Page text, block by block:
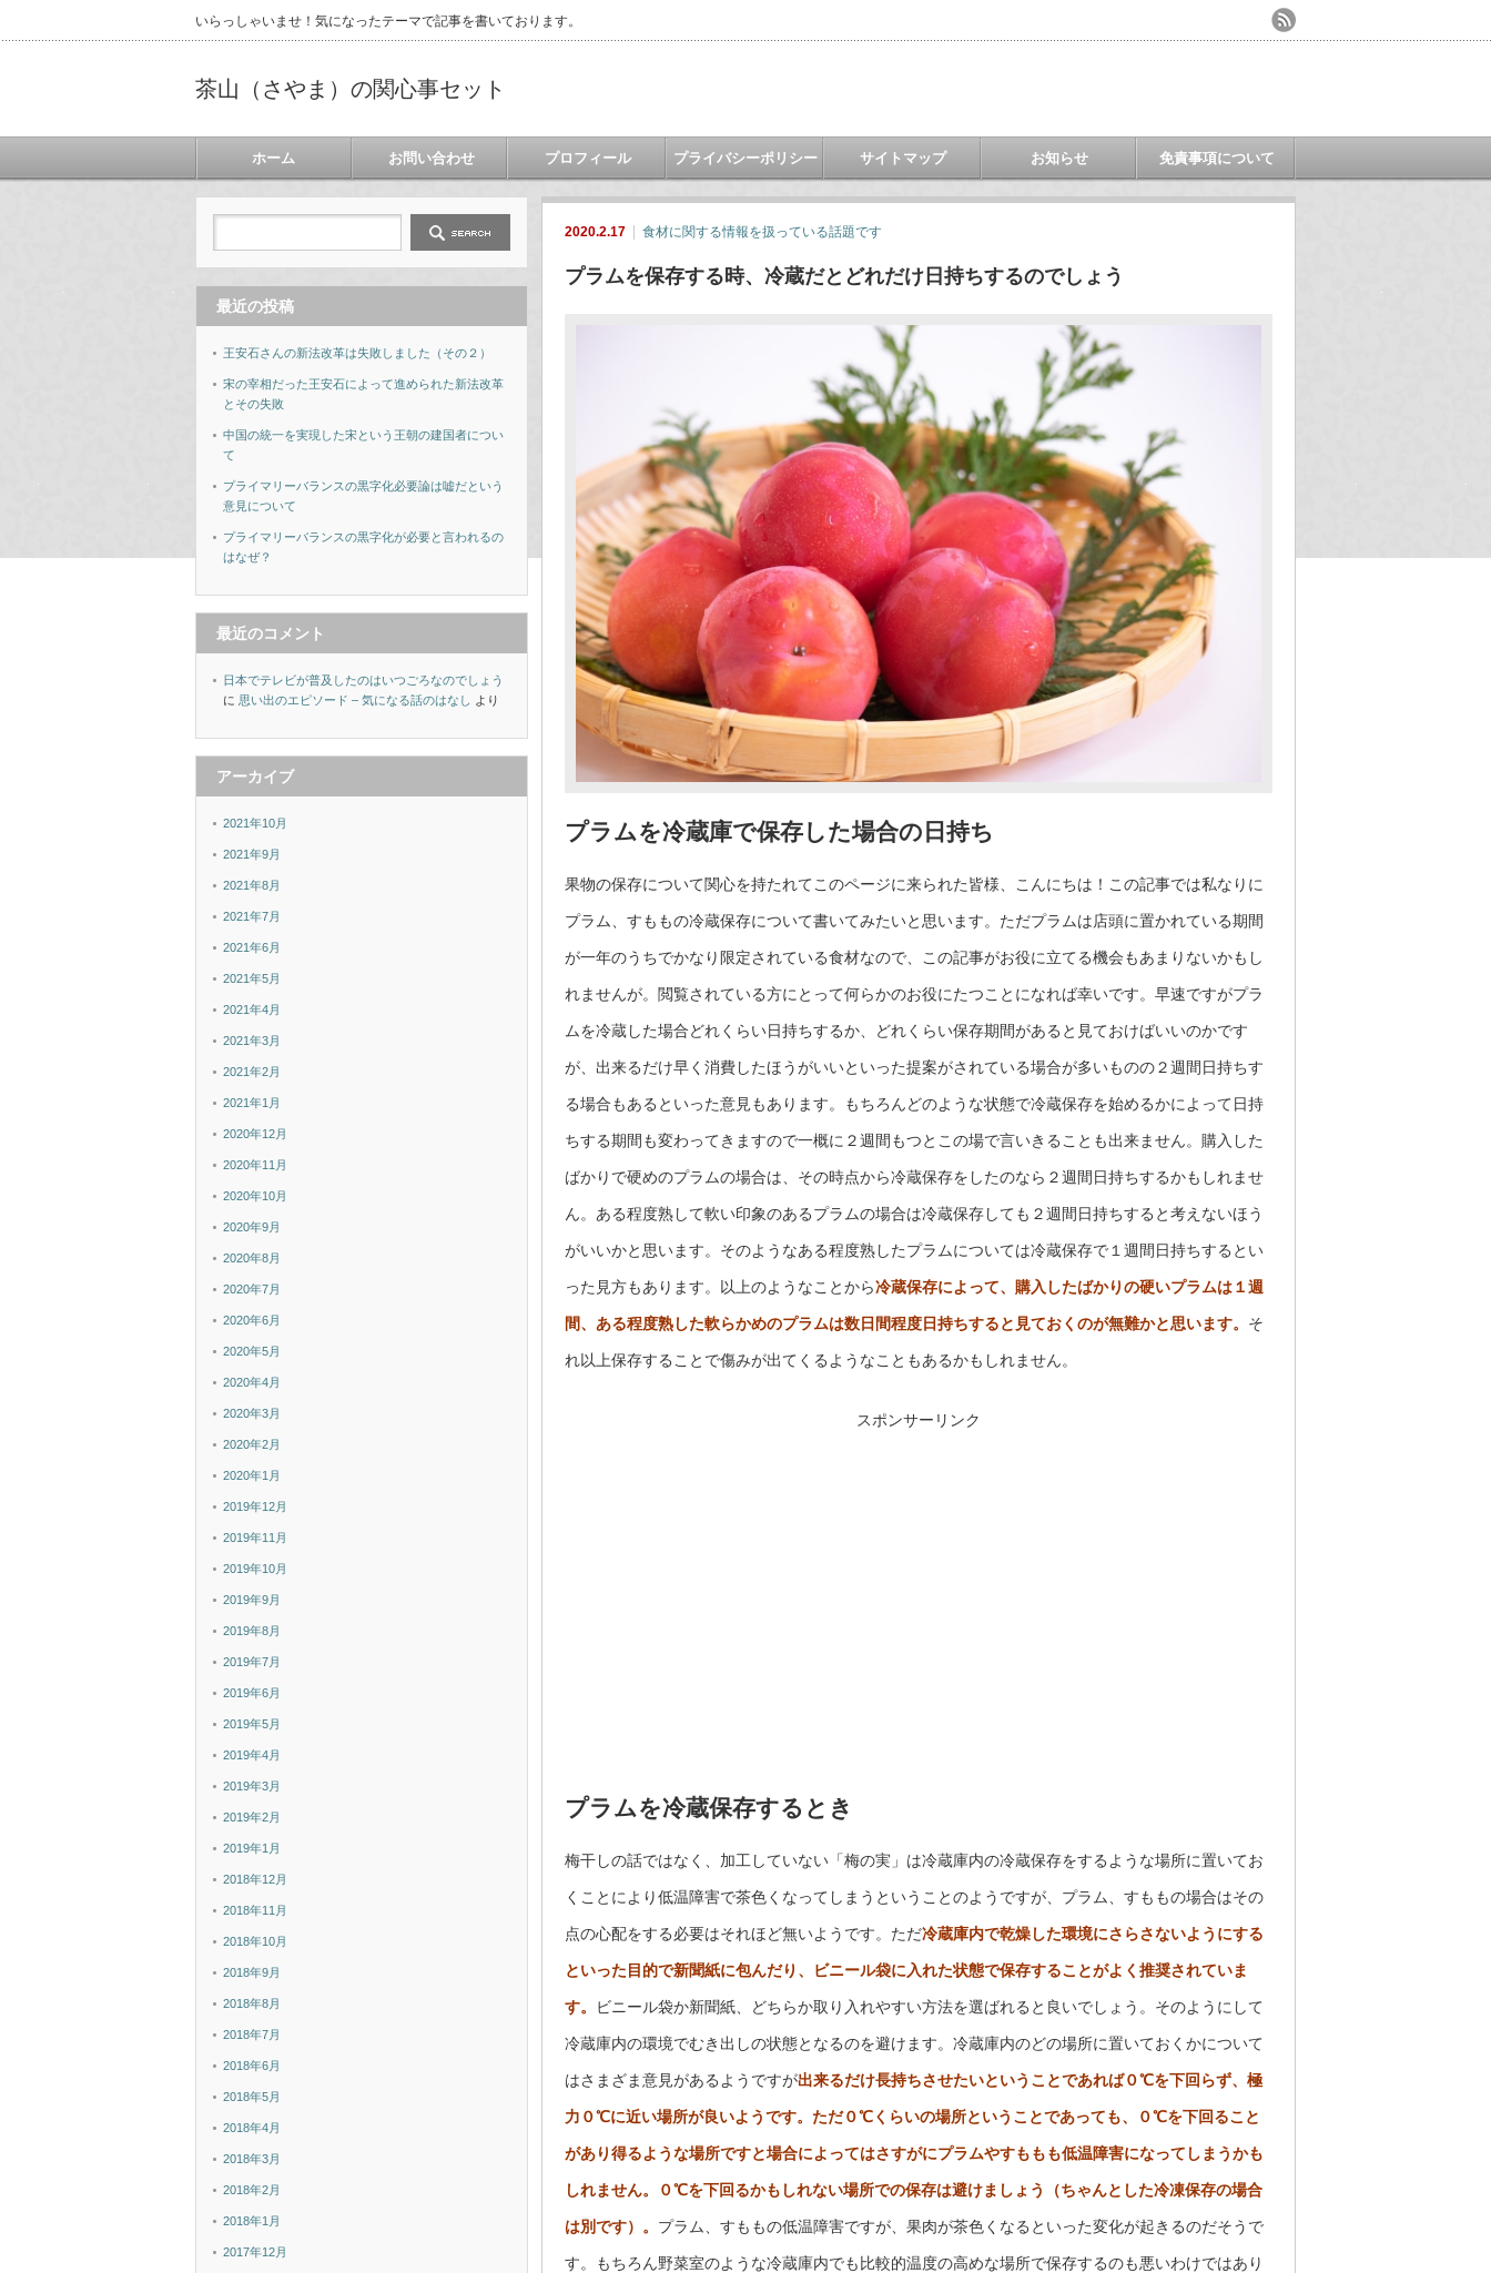
いらっしゃいませ！気になったテーマで記事を書いております。
茶山（さやま）の関心事セット
ホーム お問い合わせ プロフィール プライバシーポリシー サイトマップ お知らせ 免責事項について
2020.2.17 食材に関する情報を扱っている話題です
プラムを保存する時、冷蔵だとどれだけ日持ちするのでしょう
プラムを冷蔵庫で保存した場合の日持ち
果物の保存について関心を持たれてこのページに来られた皆様、こんにちは！この記事では私なりに
プラム、すももの冷蔵保存について書いてみたいと思います。ただプラムは店頭に置かれている期間
が一年のうちでかなり限定されている食材なので、この記事がお役に立てる機会もあまりないかもし
れませんが。閲覧されている方にとって何らかのお役にたつことになれば幸いです。早速ですがプラ
ムを冷蔵した場合どれくらい日持ちするか、どれくらい保存期間があると見ておけばいいのかです
が、出来るだけ早く消費したほうがいいといった提案がされている場合が多いものの２週間日持ちす
る場合もあるといった意見もあります。もちろんどのような状態で冷蔵保存を始めるかによって日持
ちする期間も変わってきますので一概に２週間もつとこの場で言いきることも出来ません。購入した
ばかりで硬めのプラムの場合は、その時点から冷蔵保存をしたのなら２週間日持ちするかもしれませ
ん。ある程度熟して軟い印象のあるプラムの場合は冷蔵保存しても２週間日持ちすると考えないほう
がいいかと思います。そのようなある程度熟したプラムについては冷蔵保存で１週間日持ちするとい
った見方もあります。以上のようなことから冷蔵保存によって、購入したばかりの硬いプラムは１週
間、ある程度熟した軟らかめのプラムは数日間程度日持ちすると見ておくのが無難かと思います。 そ
れ以上保存することで傷みが出てくるようなこともあるかもしれません。
スポンサーリンク
プラムを冷蔵保存するとき
梅干しの話ではなく、加工していない「梅の実」は冷蔵庫内の冷蔵保存をするような場所に置いてお
くことにより低温障害で茶色くなってしまうということのようですが、プラム、すももの場合はその
点の心配をする必要はそれほど無いようです。ただ冷蔵庫内で乾燥した環境にさらさないようにする
といった目的で新聞紙に包んだり、ビニール袋に入れた状態で保存することがよく推奨されていま
す。 ビニール袋か新聞紙、どちらか取り入れやすい方法を選ばれると良いでしょう。そのようにして
冷蔵庫内の環境でむき出しの状態となるのを避けます。冷蔵庫内のどの場所に置いておくかについて
はさまざま意見があるようですが出来るだけ長持ちさせたいということであれば０℃を下回らず、極
力０℃に近い場所が良いようです。 ただ０℃くらいの場所ということであっても、０℃を下回ること
があり得るような場所ですと場合によってはさすがにプラムやすももも低温障害になってしまうかも
しれません。０℃を下回るかもしれない場所での保存は避けましょう（ちゃんとした冷凍保存の場合
は別です）。 プラム、すももの低温障害ですが、果肉が茶色くなるといった変化が起きるのだそうで
す。もちろん野菜室のような冷蔵庫内でも比較的温度の高めな場所で保存するのも悪いわけではあり
最近の投稿
王安石さんの新法改革は失敗しました（その２）
宋の宰相だった王安石によって進められた新法改革
とその失敗
中国の統一を実現した宋という王朝の建国者につい
て
プライマリーバランスの黒字化必要論は嘘だという
意見について
プライマリーバランスの黒字化が必要と言われるの
はなぜ？
最近のコメント
日本でテレビが普及したのはいつごろなのでしょう
に 思い出のエピソード – 気になる話のはなし より
アーカイブ
2021年10月
2021年9月
2021年8月
2021年7月
2021年6月
2021年5月
2021年4月
2021年3月
2021年2月
2021年1月
2020年12月
2020年11月
2020年10月
2020年9月
2020年8月
2020年7月
2020年6月
2020年5月
2020年4月
2020年3月
2020年2月
2020年1月
2019年12月
2019年11月
2019年10月
2019年9月
2019年8月
2019年7月
2019年6月
2019年5月
2019年4月
2019年3月
2019年2月
2019年1月
2018年12月
2018年11月
2018年10月
2018年9月
2018年8月
2018年7月
2018年6月
2018年5月
2018年4月
2018年3月
2018年2月
2018年1月
2017年12月